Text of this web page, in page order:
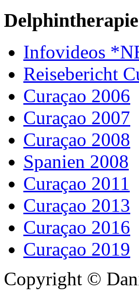
Delphintherapie
Infovideos
Reisebericht
Curaçao 2006
Curaçao 2007
Curaçao 2008
Spanien 2008
Curaçao 2011
Curaçao 2013
Curaçao 2016
Curaçao 2019
Copyright ©